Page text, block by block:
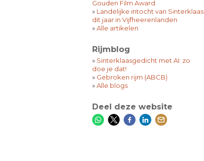
Gouden Film Award
» Landelijke intocht van Sinterklaas
dit jaar in Vijfheerenlanden
»Alle artikelen
Rijmblog
» Sinterklaasgedicht met AI: zo
doe je dat!
» Gebroken rijm (ABCB)
»Alle blogs
Deel deze website